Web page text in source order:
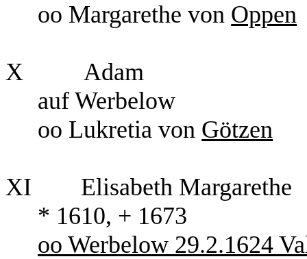
oo Margarethe von Oppen
X
Adam
auf Werbelow
oo Lukretia von Götzen
XI
Elisabeth Margarethe
* 1610, + 1673
oo Werbelow 29.2.1624